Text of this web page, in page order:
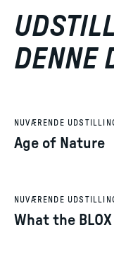
DENNE
NUVÆRENDE
Age of Nature
NUVÆRENDE
What the BLOX